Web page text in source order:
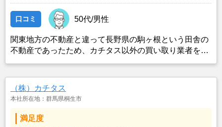
口コミ 50代/男性
関東地方の不動産と違って長野県の駒ヶ根という田舎の
不動産であったため、カチタス以外の買い取り業者をみ
も空き家の状態で不動産を残しておけないと考えて売却
を決めた。
（株）カチタス
本社所在地：群馬県桐生市
満足度